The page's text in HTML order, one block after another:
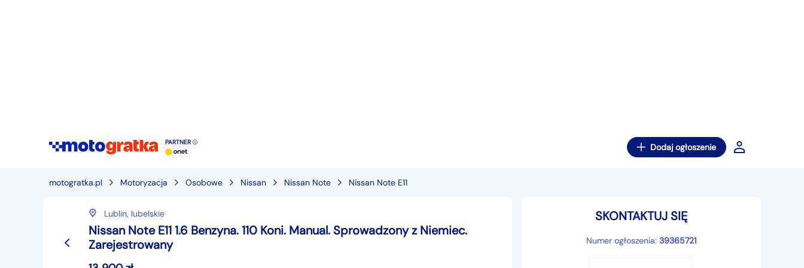
PARTNER Dodaj ogłoszenie
motogratka.pl Motoryzacja Osobowe Nissan Nissan Note Nissan Note E11
Lublin, lubelskie
Nissan Note E11 1.6 Benzyna. 110 Koni. Manual. Sprowadzony z Niemiec.
Zarejestrowany
SKONTAKTUJ SIĘ
Numer ogłoszenia: 39365721